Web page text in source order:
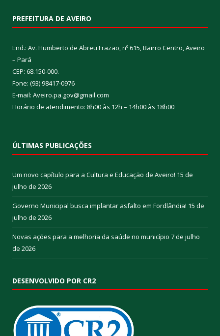
PREFEITURA DE AVEIRO
End.: Av. Humberto de Abreu Frazão, nº 615, Bairro Centro, Aveiro
– Pará
CEP: 68.150-000.
Fone: (93) 98417-0976
E-mail: Aveiro.pa.gov@gmail.com
Horário de atendimento: 8h00 às 12h – 14h00 às 18h00
ÚLTIMAS PUBLICAÇÕES
Um novo capítulo para a Cultura e Educação de Aveiro! 15 de
julho de 2026
Governo Municipal busca implantar asfalto em Fordlândia! 15 de
julho de 2026
Novas ações para a melhoria da saúde no município 7 de julho
de 2026
DESENVOLVIDO POR CR2